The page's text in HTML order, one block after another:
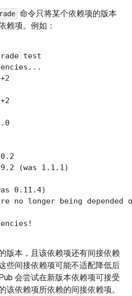
命令只将某个依赖项的版本
赖项。例如：
test
(was 1.1.1)
0.11.4)
no longer being depended
版本，且该依赖项还有间接依赖
些间接依赖项可能不适配降低后
会尝试在新版本依赖项可接受
该依赖项所依赖的间接依赖项。